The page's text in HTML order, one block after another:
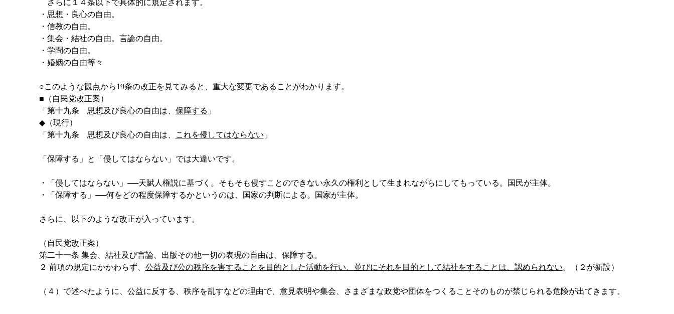
さらに１４条以下で具体的に規定されます。
・思想・良心の自由。
・信教の自由。
・集会・結社の自由。言論の自由。
・学問の自由。
・婚姻の自由等々
○このような観点から19条の改正を見てみると、重大な変更であることがわかります。
■（自民党改正案）
「第十九条 思想及び良心の自由は、 保障する 」
◆（現行）
「第十九条 思想及び良心の自由は、
これを侵してはならない 」
「保障する」と「侵してはならない」では大違いです。
・「侵してはならない」──天賦人権説に基づく。そもそも侵すことのできない永久の権利として生まれながらにしてもっている。国民が主体。
・「保障する」──何をどの程度保障するかというのは、国家の判断による。国家が主体。
さらに、以下のような改正が入っています。
（自民党改正案）
第二十一条 集会、結社及び言論、出版その他一切の表現の自由は、保障する。
２ 前項の規定にかかわらず、 公益及び公の秩序を害することを目的とした活動を行い、並びにそれを目的として結社をすることは、認められない。（２が新設）
（４）で述べたように、公益に反する、秩序を乱すなどの理由で、意見表明や集会、さまざまな政党や団体をつくることそのものが禁じられる危険が出てきます。